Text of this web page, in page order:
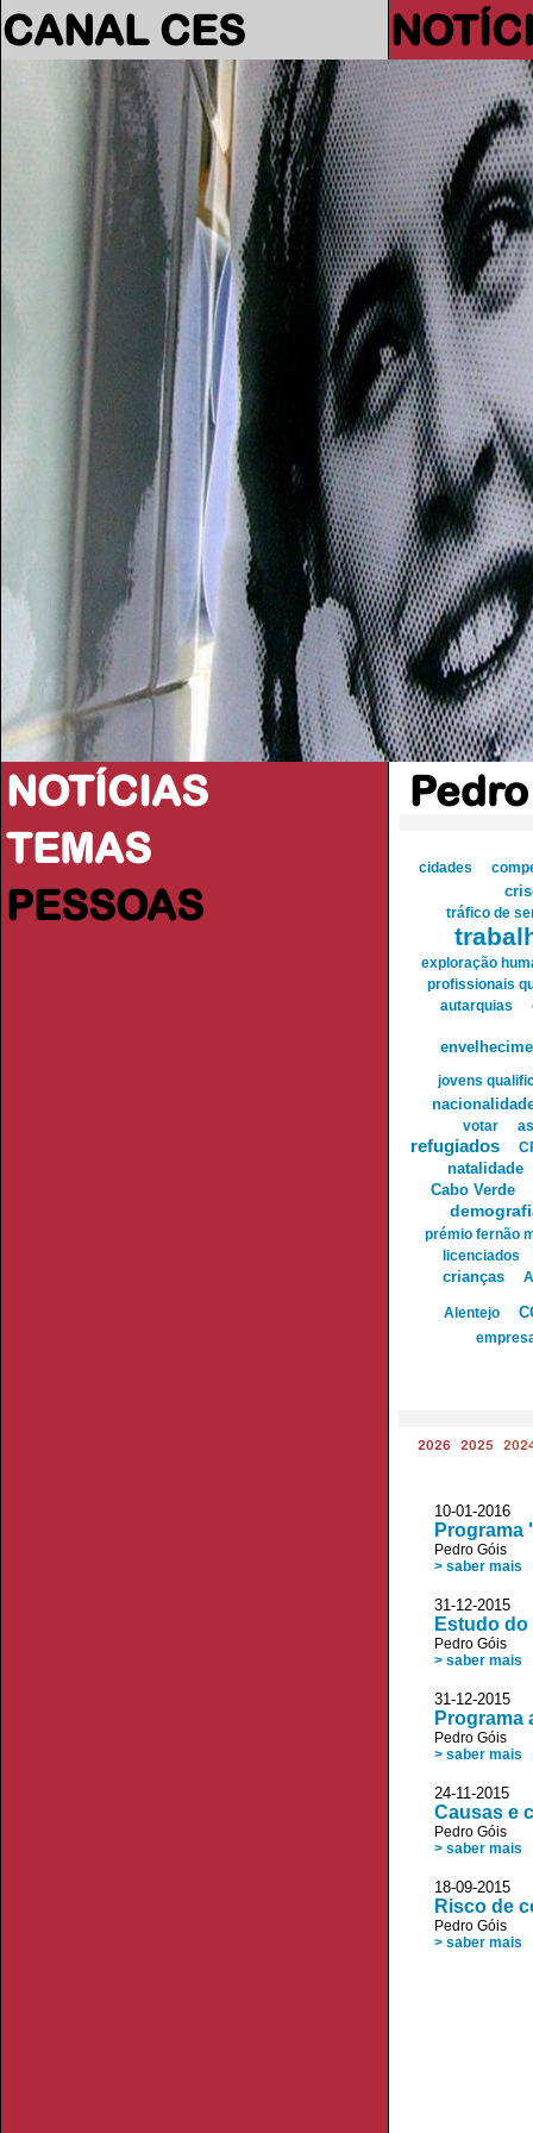
CANAL CES
NOTÍCIAS
TEMAS
PESSOAS
cidades
tráfico de
exploração
profissionais
autarquias
jovens
votar
refugiados
natalidade
Cabo Verde
prémio fernão
licenciados
crianças
Alentejo
2026 2025
10-01-
Programa
Pedro Góis
> saber mais
31-12-
Estudo
Pedro Góis
> saber mais
31-12-2015
Programa
Pedro Góis
> saber mais
24-11-
Causas e
Pedro Góis
> saber mais
18-09-
Risco de
Pedro Góis
> saber mais